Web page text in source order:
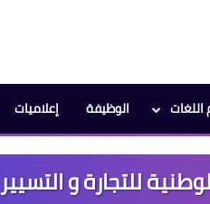
اللغات الوظيفة إعلاميات
للتجارة و التسيير